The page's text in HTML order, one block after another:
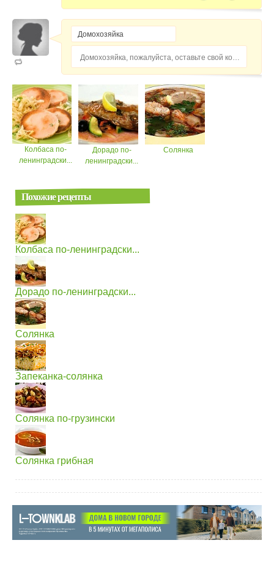
Домохозяйка, пожалуйста, оставьте свой комментарий...
Колбаса по-
ленинградски...
Дорадо по-
ленинградски...
Солянка
Похожие рецепты
Колбаса по-ленинградски...
Дорадо по-ленинградски...
Солянка
Запеканка-солянка
Солянка по-грузински
Солянка грибная